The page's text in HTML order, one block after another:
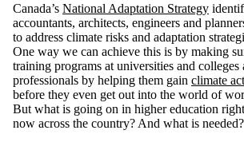
Canada’s National Adaptation Strategy
accountants, architects, engineers and
to address climate risks and adaptation
One way we can achieve this is by making
training programs at universities and colleges
professionals by helping them gain climate
before they even get out into the world of
But what is going on in higher education right
now across the country? And what is needed?